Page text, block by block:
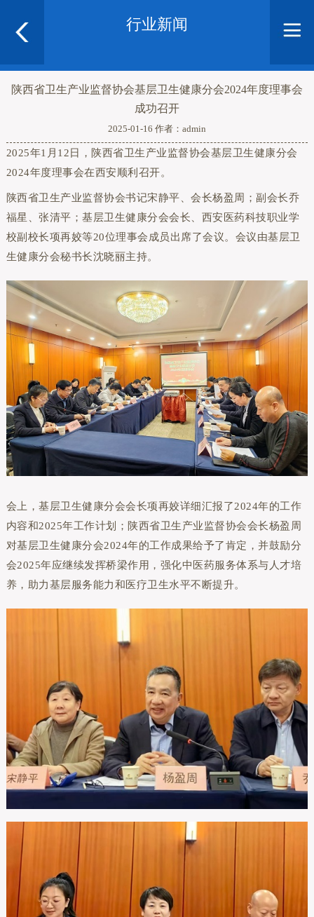
行业新闻
陕西省卫生产业监督协会基层卫生健康分会2024年度理事会
成功召开
2025-01-16 作者：admin
2025年1月12日，陕西省卫生产业监督协会基层卫生健康分会
2024年度理事会在西安顺利召开。
陕西省卫生产业监督协会书记宋静平、会长杨盈周；副会长乔
福星、张清平；基层卫生健康分会会长、西安医药科技职业学
校副校长项再姣等20位理事会成员出席了会议。会议由基层卫
生健康分会秘书长沈晓丽主持。
会上，基层卫生健康分会会长项再姣详细汇报了2024年的工作
内容和2025年工作计划；陕西省卫生产业监督协会会长杨盈周
对基层卫生健康分会2024年的工作成果给予了肯定，并鼓励分
会2025年应继续发挥桥梁作用，强化中医药服务体系与人才培
养，助力基层服务能力和医疗卫生水平不断提升。